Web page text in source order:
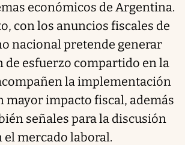
económicos de Argentina.
con los anuncios fiscales de
nacional pretende generar
de esfuerzo compartido en la
la implementación
mayor impacto fiscal, además
señales para la discusión
el mercado laboral.